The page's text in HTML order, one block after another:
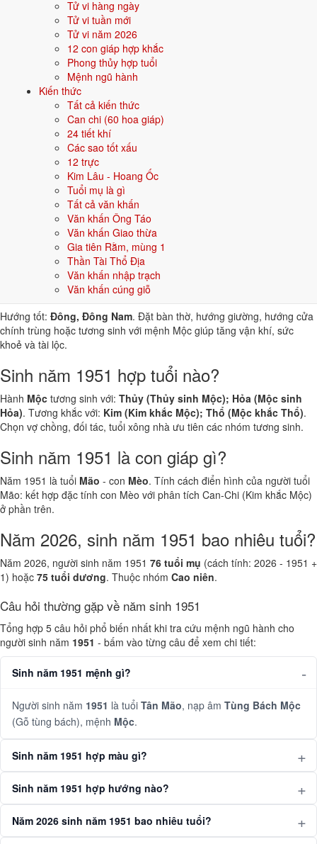
Tử vi hàng ngày
Tử vi tuần mới
Tử vi năm 2026
12 con giáp hợp khắc
Phong thủy hợp tuổi
Mệnh ngũ hành
Kiến thức
Tất cả kiến thức
Can chi (60 hoa giáp)
24 tiết khí
Các sao tốt xấu
12 trực
Kim Lâu - Hoang Ốc
Tuổi mụ là gì
Tất cả văn khấn
Văn khấn Ông Táo
Văn khấn Giao thừa
Gia tiên Rằm, mùng 1
Thần Tài Thổ Địa
Văn khấn nhập trạch
Văn khấn cúng giỗ
bộ chữ Hán thuộc hành bản mệnh hoặc hành tương sinh; tránh bộ chữ
thuộc hành tương khắc. Dưới đây là gợi ý cho
👧 Nữ
Gợi ý tên đẹp cho Nam mệnh Mộc:
Quang Lâm Bảo Sơn Tùng Lâm
Sinh năm 1951 hợp gì - kỵ gì
Người sinh năm1951mệnh
hợp các yếu tố thuộc bản mệnh và
tương sinh, kỵ các yếu tố tương khắc. Cụ thể trên 5 phương diện:
Sinh năm 1951 hợp màu gì?
Người mệnhMộcsinh năm 1951 nên ưu tiên các màu thuộc bản
mệnh và màu tương sinh:Xanh lá, Xanh lục
sơn nhà, vật phẩm phong thuỷ.
Sinh năm 1951 hợp hướng nào?
Hướng tốt: Đông, Đông Nam. Đặt bàn thờ, hướng giường, hướng cửa
chính trùng hoặc tương sinh với mệnh Mộc giúp tăng vận khí, sức
khoẻ và tài lộc.
Sinh năm 1951 hợp tuổi nào?
Hành Mộc tương sinh với: Thủy (Thủy sinh Mộc); Hỏa (Mộc sinh
Hỏa). Tương khắc với: Kim (Kim khắc Mộc); Thổ (Mộc khắc Thổ).
Chọn vợ chồng, đối tác, tuổi xông nhà ưu tiên các nhóm tương sinh.
Sinh năm 1951 là con giáp gì?
Năm 1951 là tuổi Mão - con Mèo. Tính cách điển hình của người tuổi
Mão: kết hợp đặc tính con Mèo với phân tích Can-Chi (Kim khắc Mộc)
ở phần trên.
Năm 2026, sinh năm 1951 bao nhiêu tuổi?
Năm 2026, người sinh năm 1951 76 tuổi mụ (cách tính: 2026 - 1951 +
1) hoặc 75 tuổi dương. Thuộc nhóm Cao niên.
Câu hỏi thường gặp về năm sinh 1951
Tổng hợp 5 câu hỏi phổ biến nhất khi tra cứu mệnh ngũ hành cho
người sinh năm 1951 - bấm vào từng câu để xem chi tiết:
Sinh năm 1951 mệnh gì?
Người sinh năm 1951 là tuổi Tân Mão, nạp âm Tùng Bách Mộc
(Gỗ tùng bách), mệnh Mộc.
Sinh năm 1951 hợp màu gì?
Sinh năm 1951 hợp hướng nào?
Năm 2026 sinh năm 1951 bao nhiêu tuổi?